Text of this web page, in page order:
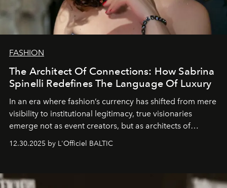
FASHION
The Architect Of Connections: How Sabrina
Spinelli Redefines The Language Of Luxury
In an era where fashion’s currency has shifted from mere
visibility to institutional legitimacy, true visionaries
emerge not as event creators, but as architects of
ecosystems.
Sabrina Spinelli
brand strategist with three decades of mastery in luxury,
framework where creativity, commerce, and culture
12.30.2025 by L'Officiel BALTIC